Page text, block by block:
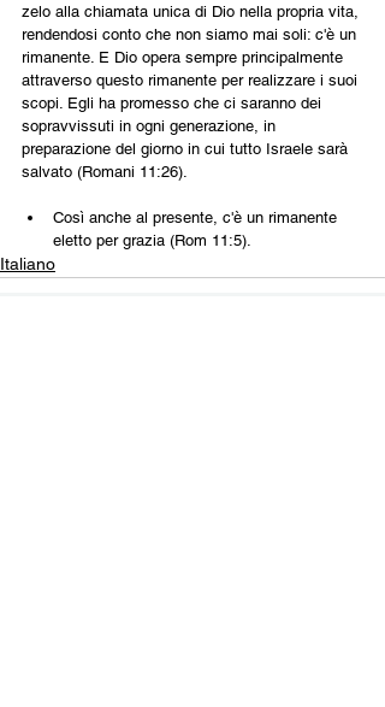
zelo alla chiamata unica di Dio nella propria vita,
rendendosi conto che non siamo mai soli: c'è un
rimanente. E Dio opera sempre principalmente
attraverso questo rimanente per realizzare i suoi
scopi. Egli ha promesso che ci saranno dei
sopravvissuti in ogni generazione, in
preparazione del giorno in cui tutto Israele sarà
salvato (Romani 11:26).
Così anche al presente, c'è un rimanente
eletto per grazia (Rom 11:5).
Italiano